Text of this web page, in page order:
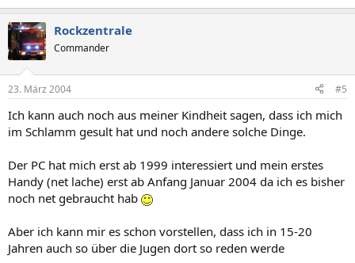
Rockzentrale
Commander
23. März 2004 #5
Ich kann auch noch aus meiner Kindheit sagen, dass ich mich
im Schlamm gesult hat und noch andere solche Dinge.
Der PC hat mich erst ab 1999 interessiert und mein erstes
Handy (net lache) erst ab Anfang Januar 2004 da ich es bisher
noch net gebraucht hab
Aber ich kann mir es schon vorstellen, dass ich in 15-20
Jahren auch so über die Jugen dort so reden werde